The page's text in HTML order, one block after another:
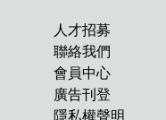
人才招募
聯絡我們
會員中心
廣告刊登
隱私權聲明